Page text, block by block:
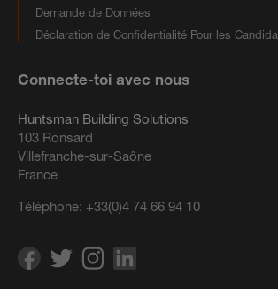
Demande de Données
Déclaration de Confidentialité Pour les
Connecte-toi avec nous
Huntsman Building Solutions
103 Ronsard
Villefranche-sur-Saône
France
Téléphone: +33(0)4 74 66 94 10